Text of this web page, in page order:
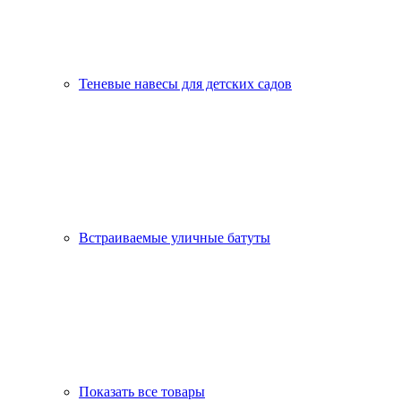
Теневые навесы для детских садов
Встраиваемые уличные батуты
Показать все товары